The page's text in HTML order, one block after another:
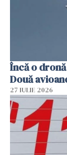
Încă o dronă
Două
27 IULIE 2026